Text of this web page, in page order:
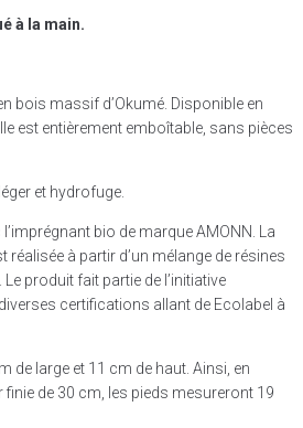
à la main.
bois massif d’Okumé. Disponible en
est entièrement emboîtable, sans pièces
et hydrofuge.
bio de marque AMONN. La
réalisée à partir d’un mélange de résines
Le produit fait partie de l’initiative
certifications allant de Ecolabel à
de large et 11 cm de haut. Ainsi, en
finie de 30 cm, les pieds mesureront 19